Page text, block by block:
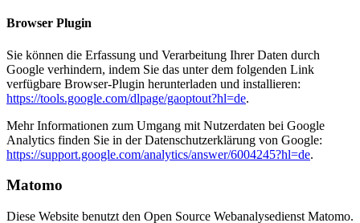
Browser Plugin
Sie können die Erfassung und Verarbeitung Ihrer Daten durch
Google verhindern, indem Sie das unter dem folgenden Link
verfügbare Browser-Plugin herunterladen und installieren:
https://tools.google.com/dlpage/gaoptout?hl=de.
Mehr Informationen zum Umgang mit Nutzerdaten bei Google
Analytics finden Sie in der Datenschutzerklärung von Google:
https://support.google.com/analytics/answer/6004245?hl=de.
Matomo
Diese Website benutzt den Open Source Webanalysedienst Matomo.